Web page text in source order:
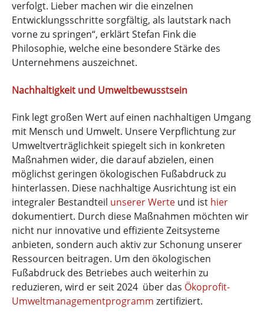
verfolgt. Lieber machen wir die einzelnen
Entwicklungsschritte sorgfältig, als lautstark nach
vorne zu springen“, erklärt Stefan Fink die
Philosophie, welche eine besondere Stärke des
Unternehmens auszeichnet.
Nachhaltigkeit und Umweltbewusstsein
Fink legt großen Wert auf einen nachhaltigen Umgang
mit Mensch und Umwelt. Unsere Verpflichtung zur
Umweltverträglichkeit spiegelt sich in konkreten
Maßnahmen wider, die darauf abzielen, einen
möglichst geringen ökologischen Fußabdruck zu
hinterlassen. Diese nachhaltige Ausrichtung ist ein
integraler Bestandteil unserer Werte und ist hier
dokumentiert. Durch diese Maßnahmen möchten wir
nicht nur innovative und effiziente Zeitsysteme
anbieten, sondern auch aktiv zur Schonung unserer
Ressourcen beitragen. Um den ökologischen
Fußabdruck des Betriebes auch weiterhin zu
reduzieren, wird er seit 2024 über das Ökoprofit-
Umweltmanagementprogramm zertifiziert.